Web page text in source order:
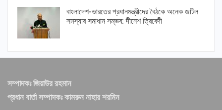
বাংলাদেশ-ভারতের প্রধানমন্ত্রীদের বৈঠকে অনেক জটিল
সমস্যার সমাধান সম্ভব: দীনেশ ত্রিবেদী
সম্পাদকঃ জিয়াউর রহমান
প্রধান বার্তা সম্পাদকঃ কামরুন নাহার শরমিন